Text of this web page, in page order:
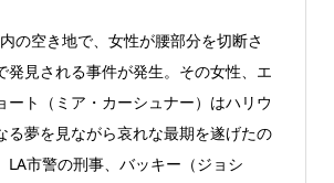
の空き地で、女性が腰部分を切断さ
発見される事件が発生。その女性、エ
ート（ミア・カーシュナー）はハリウ
る夢を見ながら哀れな最期を遂げたの
LA市警の刑事、バッキー（ジョシ